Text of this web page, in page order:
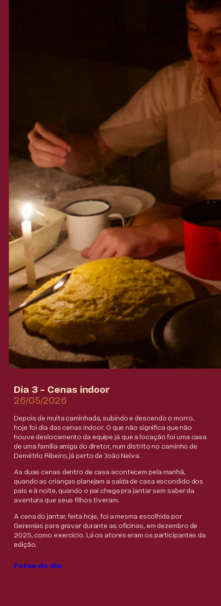
Dia 3 – Cenas indoor
26/05/2026
Depois de muita caminhada, subindo e descendo o morro,
hoje foi dia das cenas indoor. O que não significa que não
houve deslocamento da equipe já que a locação foi uma casa
de uma família amiga do diretor, num distrito no caminho de
Demétrio Ribeiro, já perto de João Neiva.
As duas cenas dentro de casa acontecem pela manhã,
quando as crianças planejam a saída de casa escondido dos
pais e à noite, quando o pai chega pra jantar sem saber da
aventura que seus filhos tiveram.
A cena do jantar, feita hoje, foi a mesma escolhida por
Geremias para gravar durante as oficinas, em dezembro de
2025, como exercício. Lá os atores eram os participantes da
edição.
Fotos do dia